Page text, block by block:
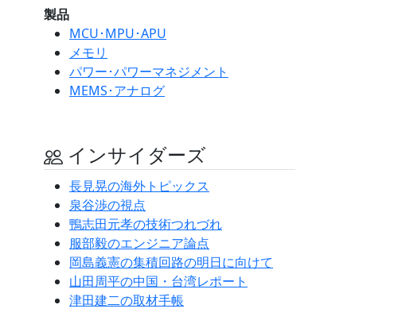
製品
MCU･MPU･APU
メモリ
パワー･パワーマネジメント
MEMS･アナログ
インサイダーズ
長見晃の海外トピックス
泉谷渉の視点
鴨志田元孝の技術つれづれ
服部毅のエンジニア論点
岡島義憲の集積回路の明日に向けて
山田周平の中国・台湾レポート
津田建二の取材手帳